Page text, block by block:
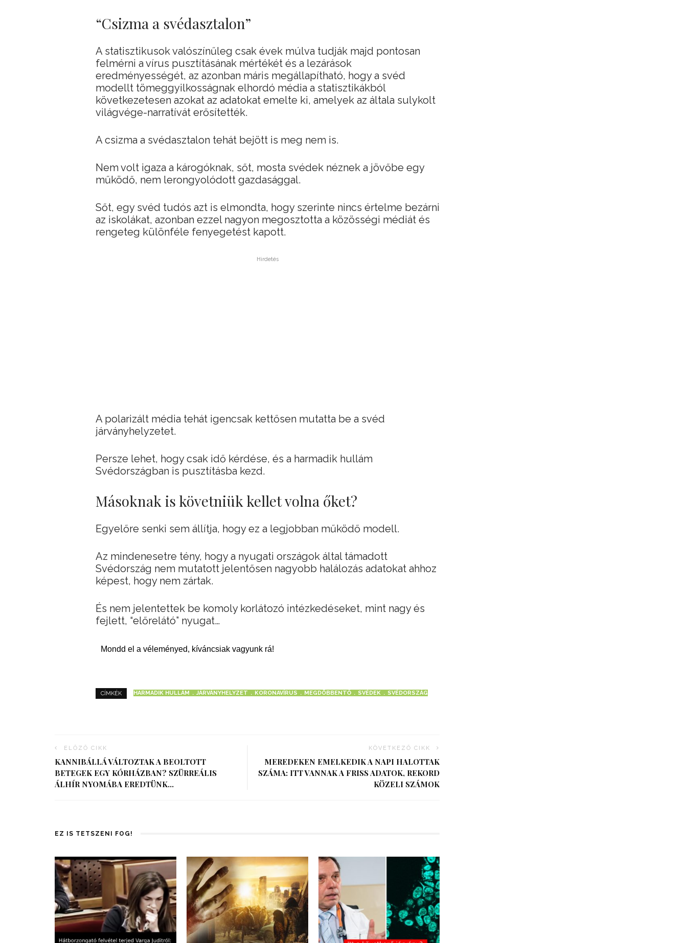
“Csizma a svédasztalon”
A statisztikusok valószínűleg csak évek múlva tudják majd pontosan
felmérni a vírus pusztításának mértékét és a lezárások
eredményességét, az azonban máris megállapítható, hogy a svéd
modellt tömeggyilkosságnak elhordó média a statisztikákból
következetesen azokat az adatokat emelte ki, amelyek az általa sulykolt
világvége-narratívát erősítették.
A csizma a svédasztalon tehát bejött is meg nem is.
Nem volt igaza a károgóknak, sőt, mosta svédek néznek a jövőbe egy
működő, nem lerongyolódott gazdasággal.
Sőt, egy svéd tudós azt is elmondta, hogy szerinte nincs értelme bezárni
az iskolákat, azonban ezzel nagyon megosztotta a közösségi médiát és
rengeteg különféle fenyegetést kapott.
Hirdetés
A polarizált média tehát igencsak kettősen mutatta be a svéd
járványhelyzetet.
Persze lehet, hogy csak idő kérdése, és a harmadik hullám
Svédországban is pusztításba kezd.
Másoknak is követniük kellet volna őket?
Egyelőre senki sem állítja, hogy ez a legjobban működő modell.
Az mindenesetre tény, hogy a nyugati országok által támadott
Svédország nem mutatott jelentősen nagyobb halálozás adatokat ahhoz
képest, hogy nem zártak.
És nem jelentettek be komoly korlátozó intézkedéseket, mint nagy és
fejlett, “előrelátó” nyugat…
Mondd el a véleményed, kíváncsiak vagyunk rá!
CÍMKÉK HARMADIK HULLÁM JÁRVÁNYHELYZET KORONAVÍRUS MEGDÖBBENTŐ SVÉDEK SVÉDORSZÁG
ELŐZŐ CIKK
KANNIBÁLLÁ VÁLTOZTAK A BEOLTOTT
BETEGEK EGY KÓRHÁZBAN? SZÜRREÁLIS
ÁLHÍR NYOMÁBA EREDTÜNK…
KÖVETKEZŐ CIKK
MEREDEKEN EMELKEDIK A NAPI HALOTTAK
SZÁMA: ITT VANNAK A FRISS ADATOK, REKORD
KÖZELI SZÁMOK
EZ IS TETSZENI FOG!